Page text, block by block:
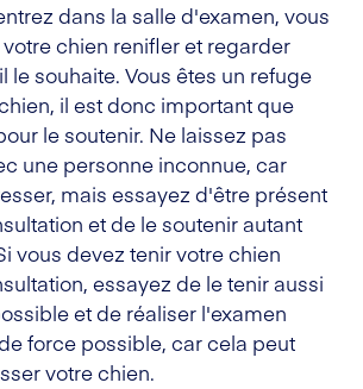
dans la salle d'examen, vous
chien renifler et regarder
le souhaite. Vous êtes un refuge
il est donc important que
le soutenir. Ne laissez pas
une personne inconnue, car
mais essayez d'être présent
et de le soutenir autant
vous devez tenir votre chien
essayez de le tenir aussi
et de réaliser l'examen
force possible, car cela peut
votre chien.